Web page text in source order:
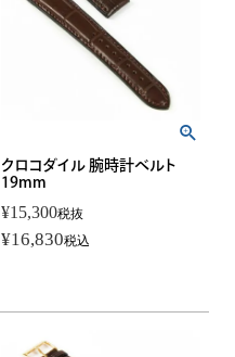
クロコダイル 腕時計ベルト
19mm
¥15,300税抜
¥16,830税込